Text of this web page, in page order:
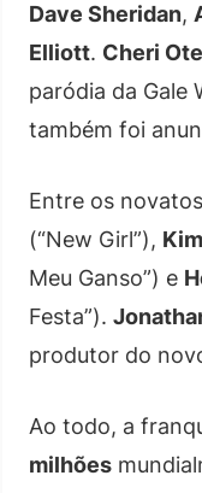
Dave Sheridan,
Elliott. Cheri
paródia da Gale
também foi
Entre os
(“New Girl”),
Meu Ganso”) e
Festa”).
produtor do
Ao todo, a
milhões